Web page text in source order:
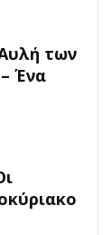
των
Ένα